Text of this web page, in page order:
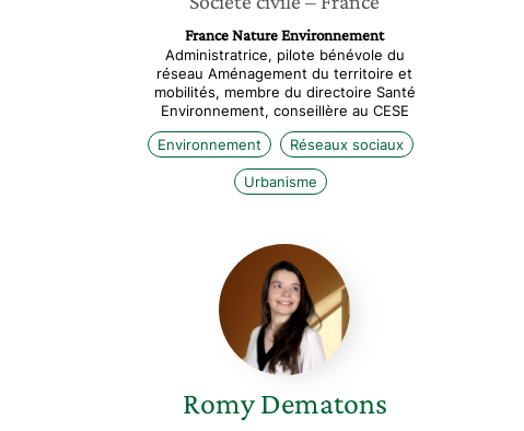
France Nature Environnement
Administratrice, pilote bénévole du
réseau Aménagement du territoire et
mobilités, membre du directoire Santé
Environnement, conseillère au CESE
Environnement
Réseaux sociaux
Urbanisme
Romy
Dematons
Romy Dematons